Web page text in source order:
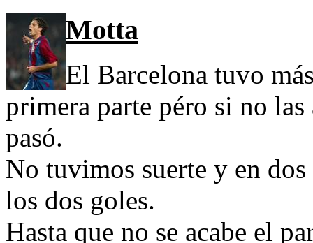
Motta
El Barcelona tuvo
primera parte péro si no
pasó.
No tuvimos suerte y en
los dos goles.
Hasta que no se acabe el